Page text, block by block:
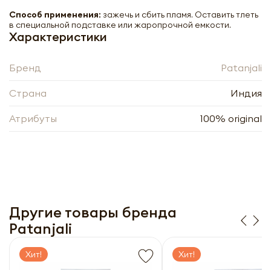
Способ применения: зажечь и сбить пламя. Оставить тлеть
в специальной подставке или жаропрочной емкости.
Характеристики
Бренд Patanjali
Страна Индия
Атрибуты 100% original
Другие товары бренда
Patanjali
Хит! Хит!
-